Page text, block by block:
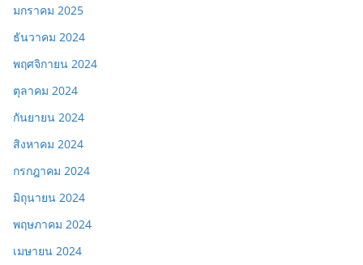
มกราคม 2025
ธันวาคม 2024
พฤศจิกายน 2024
ตุลาคม 2024
กันยายน 2024
สิงหาคม 2024
กรกฎาคม 2024
มิถุนายน 2024
พฤษภาคม 2024
เมษายน 2024